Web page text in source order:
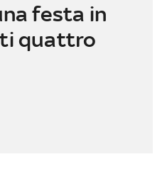
festa in
quattro